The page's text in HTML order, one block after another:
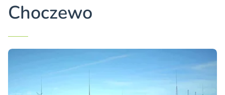
Choczewo